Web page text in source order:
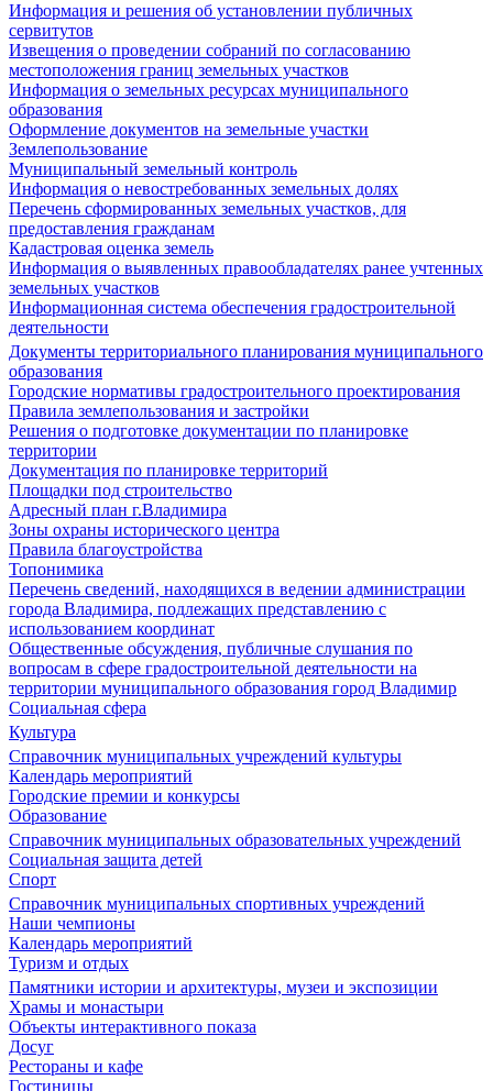
Информация и решения об установлении публичных
сервитутов
Извещения о проведении собраний по согласованию
местоположения границ земельных участков
Информация о земельных ресурсах муниципального
образования
Оформление документов на земельные участки
Землепользование
Муниципальный земельный контроль
Информация о невостребованных земельных долях
Перечень сформированных земельных участков, для
предоставления гражданам
Кадастровая оценка земель
Информация о выявленных правообладателях ранее учтенных
земельных участков
Информационная система обеспечения градостроительной
деятельности
Документы территориального планирования муниципального
образования
Городские нормативы градостроительного проектирования
Правила землепользования и застройки
Решения о подготовке документации по планировке
территории
Документация по планировке территорий
Площадки под строительство
Адресный план г.Владимира
Зоны охраны исторического центра
Правила благоустройства
Топонимика
Перечень сведений, находящихся в ведении администрации
города Владимира, подлежащих представлению с
использованием координат
Общественные обсуждения, публичные слушания по
вопросам в сфере градостроительной деятельности на
территории муниципального образования город Владимир
Социальная сфера
Культура
Справочник муниципальных учреждений культуры
Календарь мероприятий
Городские премии и конкурсы
Образование
Справочник муниципальных образовательных учреждений
Социальная защита детей
Спорт
Справочник муниципальных спортивных учреждений
Наши чемпионы
Календарь мероприятий
Туризм и отдых
Памятники истории и архитектуры, музеи и экспозиции
Храмы и монастыри
Объекты интерактивного показа
Досуг
Рестораны и кафе
Гостиницы